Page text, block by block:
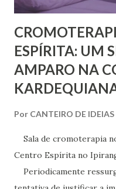
ESPÍRITA: UM
AMPARO NA
Por CANTEIRO DE IDEIAS
Sala de cromoterapia
Centro Espírita no
Periodicamente